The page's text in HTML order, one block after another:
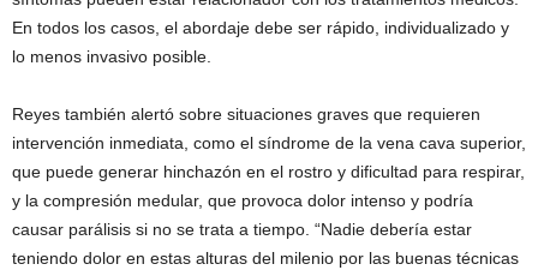
En todos los casos, el abordaje debe ser rápido, individualizado y
lo menos invasivo posible.
Reyes también alertó sobre situaciones graves que requieren
intervención inmediata, como el síndrome de la vena cava superior,
que puede generar hinchazón en el rostro y dificultad para respirar,
y la compresión medular, que provoca dolor intenso y podría
causar parálisis si no se trata a tiempo. “Nadie debería estar
teniendo dolor en estas alturas del milenio por las buenas técnicas